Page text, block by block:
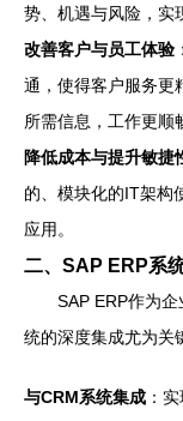
势、机遇与风险，实
改善客户与员工体验
通，使得客户服务更
所需信息，工作更顺
降低成本与提升敏捷
的、模块化的IT架构
应用。
二、SAP ERP系
SAP ERP作为
统的深度集成尤为关
与CRM系统集成 ：